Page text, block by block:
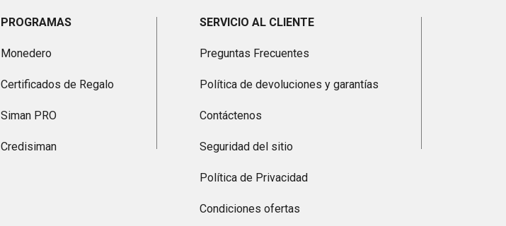
PROGRAMAS
Monedero
Certificados de Regalo
Siman PRO
Credisiman
SERVICIO AL CLIENTE
Preguntas Frecuentes
Política de devoluciones y garantías
Contáctenos
Seguridad del sitio
Política de Privacidad
Condiciones ofertas